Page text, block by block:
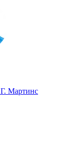
Г. Мартинс